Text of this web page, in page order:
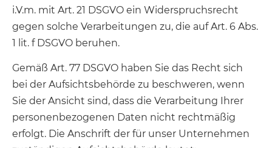
i.V.m. mit Art. 21 DSGVO ein Widerspruchsrecht
gegen solche Verarbeitungen zu, die auf Art. 6 Abs.
1 lit. f DSGVO beruhen.
Gemäß Art. 77 DSGVO haben Sie das Recht sich
bei der Aufsichtsbehörde zu beschweren, wenn
Sie der Ansicht sind, dass die Verarbeitung Ihrer
personenbezogenen Daten nicht rechtmäßig
erfolgt. Die Anschrift der für unser Unternehmen